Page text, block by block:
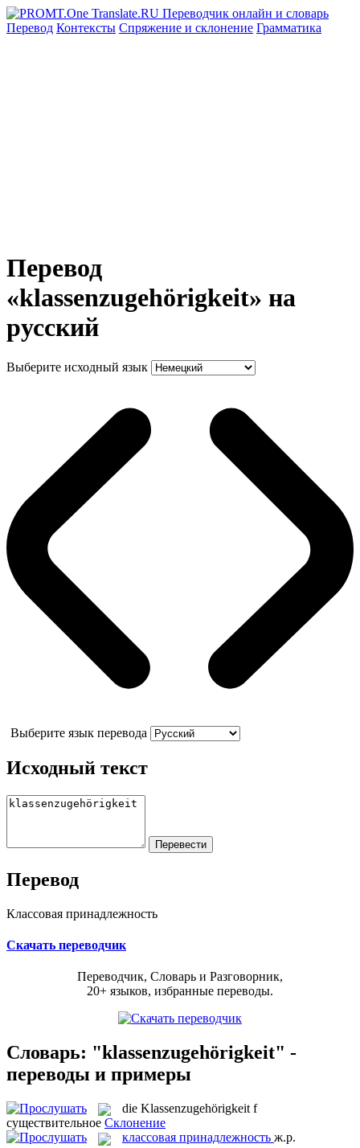
Перевод Контексты Спряжение и склонение Грамматика
Перевод
«klassenzugehörigkeit» на
русский
Выберите исходный язык
Выберите язык перевода
Исходный текст
Перевод
Классовая принадлежность
Скачать переводчик
Переводчик, Словарь и Разговорник,
20+ языков, избранные переводы.
Словарь: "klassenzugehörigkeit" -
переводы и примеры
die Klassenzugehörigkeit f
существительное Склонение
классовая принадлежность ж.р.